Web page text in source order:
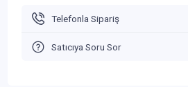
Telefonla Sipariş
Satıcıya Soru Sor